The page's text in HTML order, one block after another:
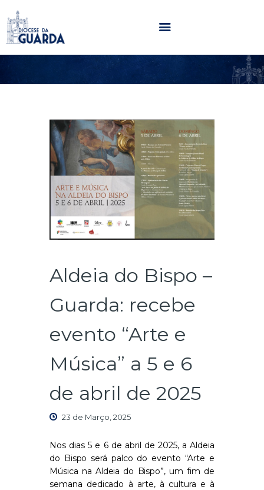
HOME
PARÓQUIAS
NOTÍCIAS
AGENDA
MULTIMÉDIA
SENTIR COM A IGREJA
CONTACTOS
Aldeia do Bispo –
Guarda: recebe
evento “Arte e
Música” a 5 e 6
de abril de 2025
23 de Março, 2025
Nos dias 5 e 6 de abril de 2025, a Aldeia
do Bispo será palco do evento “Arte e
Música na Aldeia do Bispo”, um fim de
semana dedicado à arte, à cultura e à